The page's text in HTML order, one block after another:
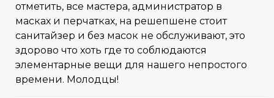
отметить, все мастера, администратор в
масках и перчатках, на решепшене стоит
санитайзер и без масок не обслуживают, это
здорово что хоть где то соблюдаются
элементарные вещи для нашего непростого
времени. Молодцы!